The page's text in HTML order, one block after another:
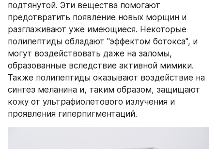
подтянутой. Эти вещества помогают
предотвратить появление новых морщин и
разглаживают уже имеющиеся. Некоторые
полипептиды обладают "эффектом ботокса", и
могут воздействовать даже на заломы,
образованные вследствие активной мимики.
Также полипептиды оказывают воздействие на
синтез меланина и, таким образом, защищают
кожу от ультрафиолетового излучения и
проявления гиперпигментаций.